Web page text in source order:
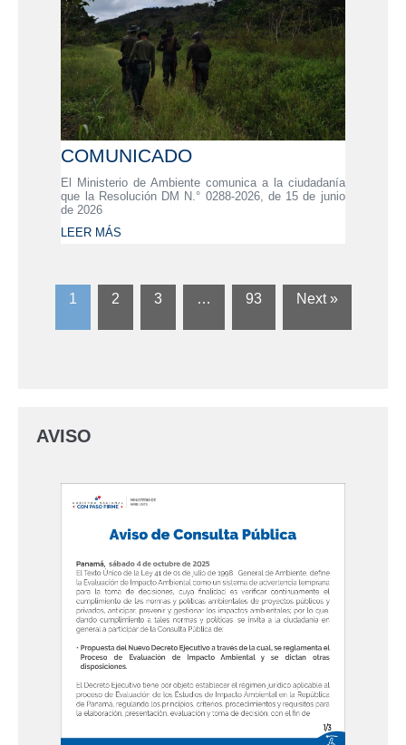
COMUNICADO
El Ministerio de Ambiente comunica a la ciudadanía
que la Resolución DM N.° 0288-2026, de 15 de junio
de 2026
LEER MÁS
1 2 3 … 93 Next »
AVISO